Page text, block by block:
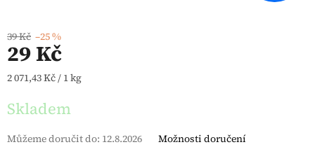
39 Kč –25 %
29 Kč
Měrná cena:
2 071,43 Kč / 1 kg
Skladem
Můžeme doručit do: 12.8.2026 Možnosti doručení